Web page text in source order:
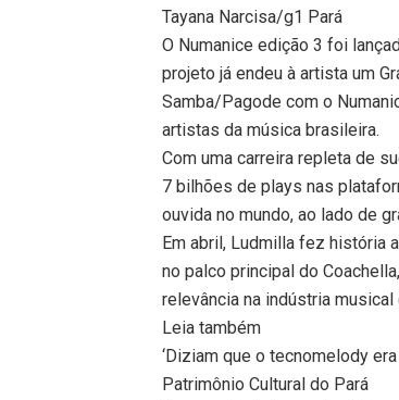
Tayana Narcisa/g1 Pará
O Numanice edição 3 foi
projeto já endeu à artista um
Samba/Pagode com o
artistas da música brasileira.
Com uma carreira repleta de
7 bilhões de plays nas
ouvida no mundo, ao lado de
Em abril, Ludmilla fez história
no palco principal do
relevância na indústria musical
Leia também
‘Diziam que o tecnomelody
Patrimônio Cultural do Pará